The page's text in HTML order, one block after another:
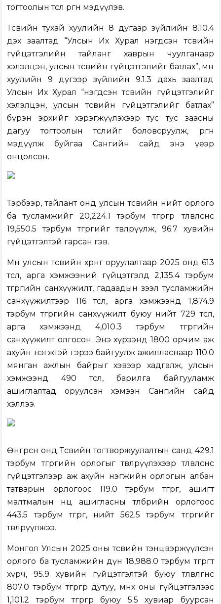
тогтоолын төсөл өргөн мэдүүлэв.
Төсвийн тухай хуулийн 8 дугаар зүйлийн 8.10.4
дэх заалтад “Улсын Их Хурал нэгдсэн төсвийн
гүйцэтгэлийн тайланг хаврын чуулганаар
хэлэлцэн, улсын төсвийн гүйцэтгэлийг батлах”, мөн
хуулийн 9 дүгээр зүйлийн 9.1.3 дахь заалтад
Улсын Их Хурал “нэгдсэн төсвийн гүйцэтгэлийг
хэлэлцэн, улсын төсвийн гүйцэтгэлийг батлах”
бүрэн эрхийг хэрэгжүүлэхээр тус тус заасны
дагуу тогтоолын төслийг боловсруулж, өргөн
мэдүүлж буйгаа Сангийн сайд энэ үеэр
онцолсон.
Тэрбээр, тайлант онд улсын төсвийн нийт орлого
ба тусламжийг 20,224.1 тэрбум төгрөгөөр төлөвлөснөөс
19,550.5 тэрбум төгрөгийг төвлөрүүлж, 96.7 хувийн
гүйцэтгэлтэй гарсан гэв.
Мөн улсын төсвийн хөрөнгө оруулалтаар 2025 онд 613
төсөл, арга хэмжээний гүйцэтгэлд 2,135.4 тэрбум
төгрөгийн санхүүжилт, гадаадын зээл тусламжийн
санхүүжилтээр 116 төсөл, арга хэмжээнд 1,874.9
тэрбум төгрөгийн санхүүжилт буюу нийт 729 төсөл,
арга хэмжээнд 4,010.3 тэрбум төгрөгийн
санхүүжилт олгосон. Энэ хүрээнд 1800 орчим аж
ахуйн нэгжтэй гэрээ байгуулж ажилласнаар 110.0
мянган ажлын байрыг хэвээр хадгалж, улсын
хэмжээнд 490 төсөл, барилга байгууламж
ашиглалтад оруулсан хэмээн Сангийн сайд
хэллээ.
Өнгөрсөн онд Төсвийн тогтворжуулалтын санд 429.1
тэрбум төгрөгийн орлогыг төвлөрүүлэхээр төлөвлөснөөс
гүйцэтгэлээр аж ахуйн нэгжийн орлогын албан
татварын орлогоос 119.0 тэрбум төгрөг, ашигт
малтмалын нөөц ашигласны төлбөрийн орлогоос
443.5 тэрбум төгрөг, нийт 562.5 тэрбум төгрөгийг
төвлөрүүлжээ.
Монгол Улсын 2025 оны төсвийн тэнцвэржүүлсэн
орлого ба тусламжийн дүн 18,988.0 тэрбум төгрөгт
хүрч, 95.9 хувийн гүйцэтгэлтэй буюу төлөвлөгөөнөөс
807.0 тэрбум төгрөгөөр дутуу, өмнөх оны гүйцэтгэлээс
1,101.2 тэрбум төгрөгөөр буюу 5.5 хувиар буурсан